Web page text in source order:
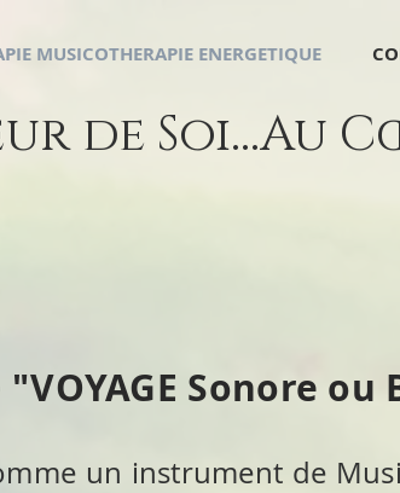
MUSICOTHERAPIE ENERGETIQUE
de Soi...Au
"VOYAGE Sonore ou
un instrument de